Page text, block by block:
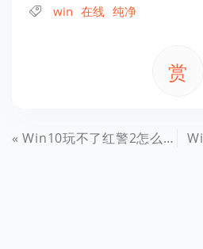
win 在线 纯净
赏
Win10玩不了红警2怎么办？Win10红警2不能玩解决办法